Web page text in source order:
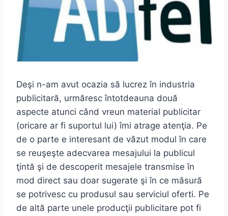
Deşi n-am avut ocazia să lucrez în industria
publicitară, urmăresc întotdeauna două
aspecte atunci când vreun material publicitar
(oricare ar fi suportul lui) îmi atrage atenţia. Pe
de o parte e interesant de văzut modul în care
se reuşeşte adecvarea mesajului la publicul
ţintă şi de descoperit mesajele transmise în
mod direct sau doar sugerate şi în ce măsură
se potrivesc cu produsul sau serviciul oferti. Pe
de altă parte unele producţii publicitare pot fi